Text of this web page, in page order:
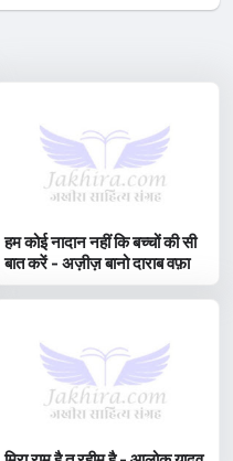
हम कोई नादान नहीं कि बच्चों की सी
बात करें - अज़ीज़ बानो दाराब वफ़ा